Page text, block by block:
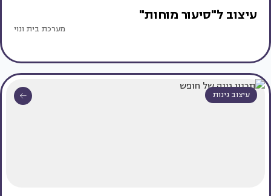
עיצוב ל"סיעור מוחות"
מערכת בית ונוי
עיצוב גינות